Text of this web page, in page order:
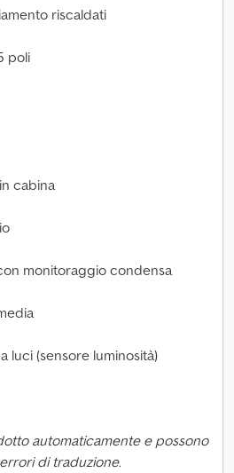
riscaldati
poli
cabina
monitoraggio condensa
luci (sensore luminosità)
automaticamente e possono
di traduzione.